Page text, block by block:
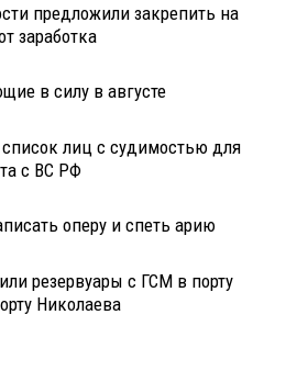
предложили закрепить на
заработка
в силу в августе
лиц с судимостью для
с ВС РФ
оперу и спеть арию
резервуары с ГСМ в порту
Николаева